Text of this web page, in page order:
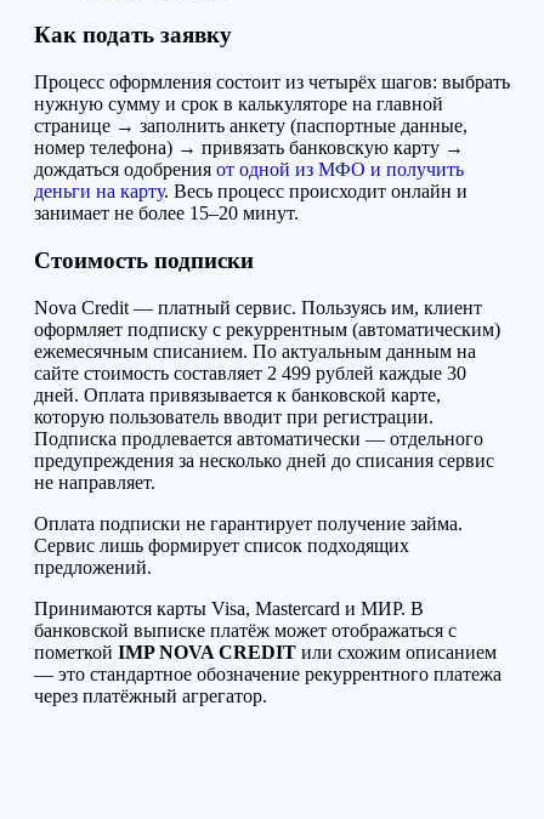
Как подать заявку
Процесс оформления состоит из четырёх шагов: выбрать
нужную сумму и срок в калькуляторе на главной
странице → заполнить анкету (паспортные данные,
номер телефона) → привязать банковскую карту →
дождаться одобрения от одной из МФО и получить
деньги на карту. Весь процесс происходит онлайн и
занимает не более 15–20 минут.
Стоимость подписки
Nova Credit — платный сервис. Пользуясь им, клиент
оформляет подписку с рекуррентным (автоматическим)
ежемесячным списанием. По актуальным данным на
сайте стоимость составляет 2 499 рублей каждые 30
дней. Оплата привязывается к банковской карте,
которую пользователь вводит при регистрации.
Подписка продлевается автоматически — отдельного
предупреждения за несколько дней до списания сервис
не направляет.
Оплата подписки не гарантирует получение займа.
Сервис лишь формирует список подходящих
предложений.
Принимаются карты Visa, Mastercard и МИР. В
банковской выписке платёж может отображаться с
пометкой IMP NOVA CREDIT или схожим описанием
— это стандартное обозначение рекуррентного платежа
через платёжный агрегатор.